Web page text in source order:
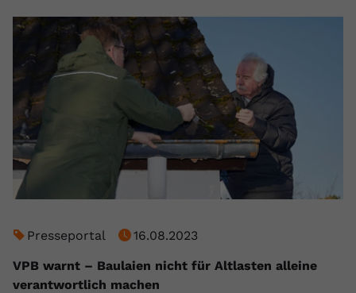
Presseportal
16.08.2023
VPB warnt – Baulaien nicht für Altlasten alleine
verantwortlich machen